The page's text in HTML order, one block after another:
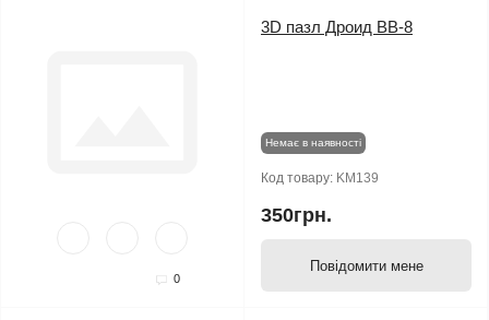
0
3D пазл Дроид BB-8
Немає в наявності
Код товару: KM139
350грн.
Повідомити мене